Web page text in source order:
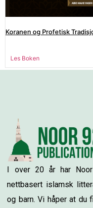
Les Boken
I over 20 år har
nettbasert islamsk
og barn. Vi håper at